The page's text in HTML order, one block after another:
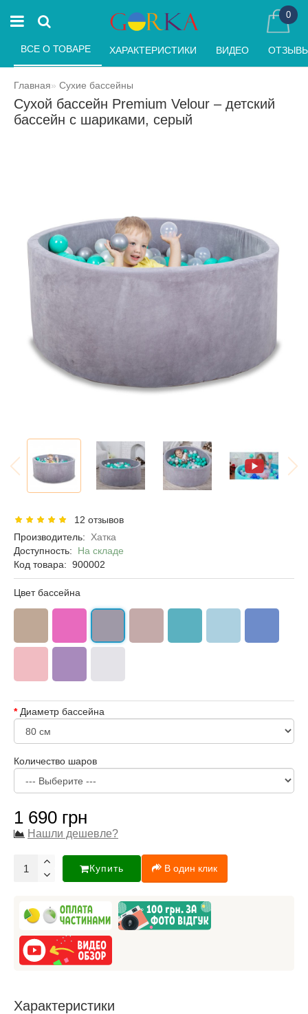
0
Главная Сухие бассейны
Сухой бассейн Premium Velour – детский
бассейн с шариками, серый
ВСЕ О ТОВАРЕ ХАРАКТЕРИСТИКИ ВИДЕО
12 отзывов
Производитель:
Хатка
Доступность: На складе
Код товара: 900002
Цвет бассейна
Диаметр бассейна
Количество шаров
1 690 грн
Нашли дешевле?
Купить В один клик
Характеристики